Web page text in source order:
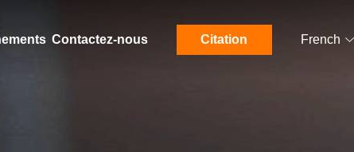
Contactez-nous Citation French